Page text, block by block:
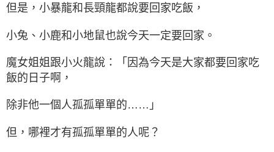
但是，小暴龍和長頸龍都說要回家吃飯，
小兔、小鹿和小地鼠也說今天一定要回家。
魔女姐姐跟小火龍說：「因為今天是大家都要回家吃
飯的日子啊，
除非他一個人孤孤單單的……」
但，哪裡才有孤孤單單的人呢？